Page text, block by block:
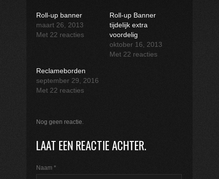
Roll-up banner
maart 26, 2013
Met 22 reacties
Roll-up Banner
tijdelijk extra
voordelig
oktober 16, 2013
Met 22 reacties
Reclameborden
september 29, 2016
Met 22 reacties
Nog geen reactie.
LAAT EEN REACTIE ACHTER.
Naam *